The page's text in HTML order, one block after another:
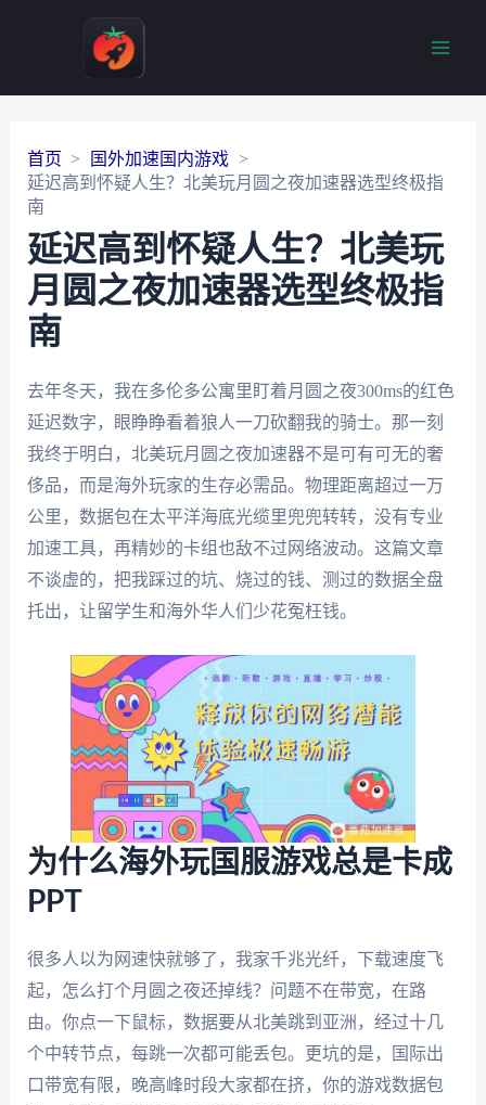
首页
国外加速国内游戏
延迟高到怀疑人生？北美玩月圆之夜加速器选型终极指
南
延迟高到怀疑人生？北美玩
月圆之夜加速器选型终极指
南
去年冬天，我在多伦多公寓里盯着月圆之夜300ms的红色
延迟数字，眼睁睁看着狼人一刀砍翻我的骑士。那一刻
我终于明白，北美玩月圆之夜加速器不是可有可无的奢
侈品，而是海外玩家的生存必需品。物理距离超过一万
公里，数据包在太平洋海底光缆里兜兜转转，没有专业
加速工具，再精妙的卡组也敌不过网络波动。这篇文章
不谈虚的，把我踩过的坑、烧过的钱、测过的数据全盘
托出，让留学生和海外华人们少花冤枉钱。
为什么海外玩国服游戏总是卡成
PPT
很多人以为网速快就够了，我家千兆光纤，下载速度飞
起，怎么打个月圆之夜还掉线？问题不在带宽，在路
由。你点一下鼠标，数据要从北美跳到亚洲，经过十几
个中转节点，每跳一次都可能丢包。更坑的是，国际出
口带宽有限，晚高峰时段大家都在挤，你的游戏数据包